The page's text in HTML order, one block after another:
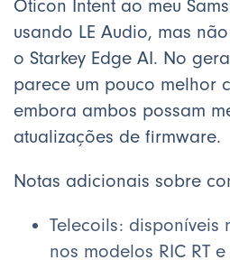
Oticon Intent ao meu
usando LE Audio, mas
o Starkey Edge AI. No
parece um pouco melhor
embora ambos possam
atualizações de firmware.
Notas adicionais sobre
Telecoils: disponíveis
nos modelos RIC RT